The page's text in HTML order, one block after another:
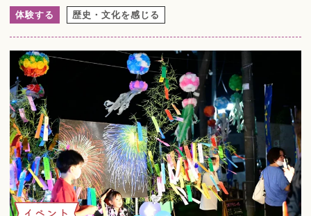
体験する 歴史・文化を感じる
イベント